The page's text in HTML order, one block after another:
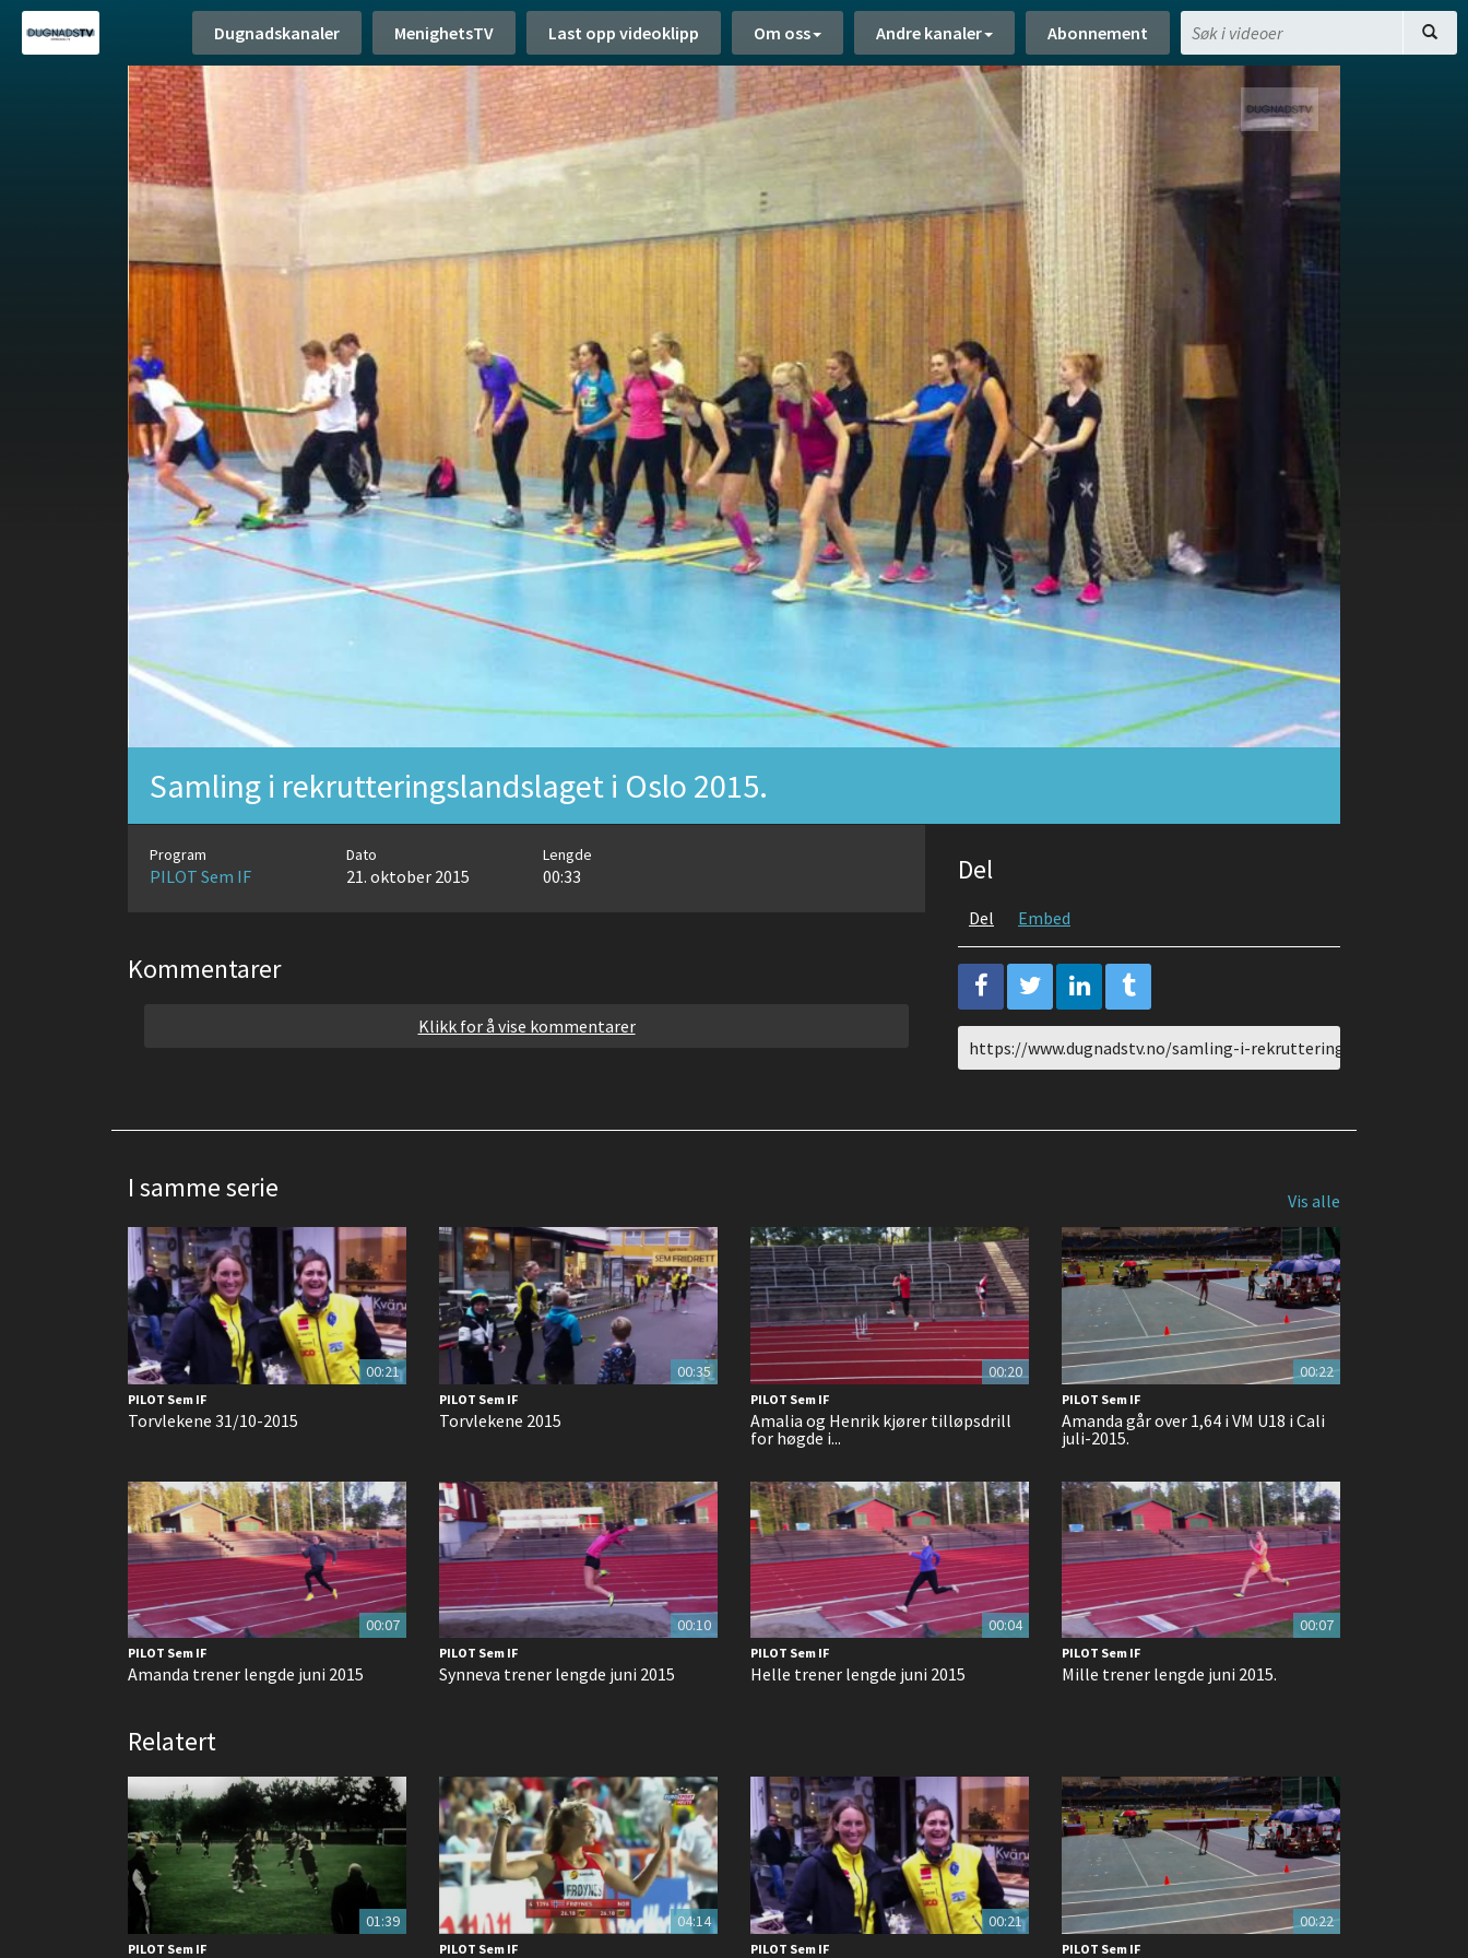
Dugnadskanaler MenighetsTV Last opp videoklipp Om oss Andre kanaler Abonnement
Samling i rekrutteringslandslaget i Oslo 2015.
Program
PILOT Sem IF
Dato
21. oktober 2015
Lengde
00:33
Kommentarer
Klikk for å vise kommentarer
Del
Del Embed
URL
to
I samme serie Vis alle
00:21
PILOT Sem IF
Torvlekene 31/10-2015
00:35
PILOT Sem IF
Torvlekene 2015
00:20
PILOT Sem IF
Amalia og Henrik kjører tilløpsdrill
for høgde i...
00:22
PILOT Sem IF
Amanda går over 1,64 i VM U18 i Cali
juli-2015.
00:07
PILOT Sem IF
Amanda trener lengde juni 2015
00:10
PILOT Sem IF
Synneva trener lengde juni 2015
00:04
PILOT Sem IF
Helle trener lengde juni 2015
00:07
PILOT Sem IF
Mille trener lengde juni 2015.
Relatert
01:39
PILOT Sem IF
04:14
PILOT Sem IF
00:21
PILOT Sem IF
00:22
PILOT Sem IF